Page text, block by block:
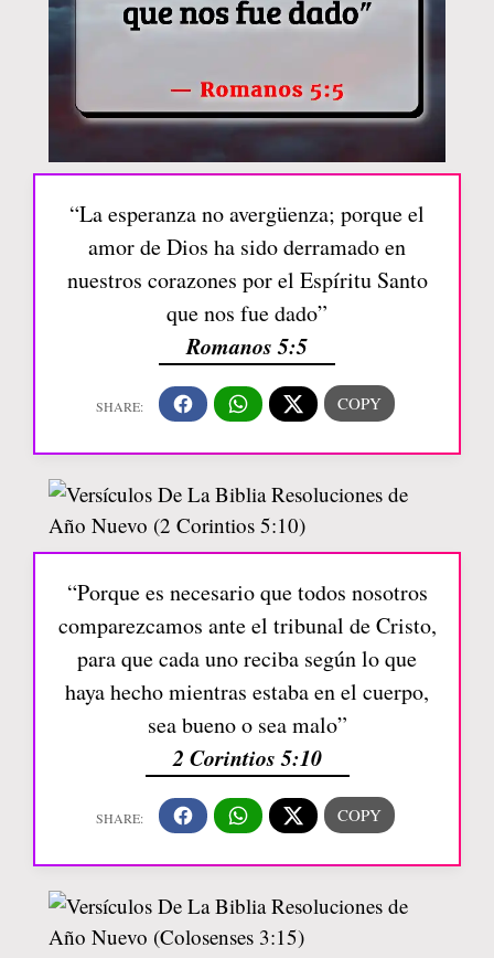
“La esperanza no avergüenza; porque el
amor de Dios ha sido derramado en
nuestros corazones por el Espíritu Santo
que nos fue dado”
Romanos 5:5
“Porque es necesario que todos nosotros
comparezcamos ante el tribunal de Cristo,
para que cada uno reciba según lo que
haya hecho mientras estaba en el cuerpo,
sea bueno o sea malo”
2 Corintios 5:10